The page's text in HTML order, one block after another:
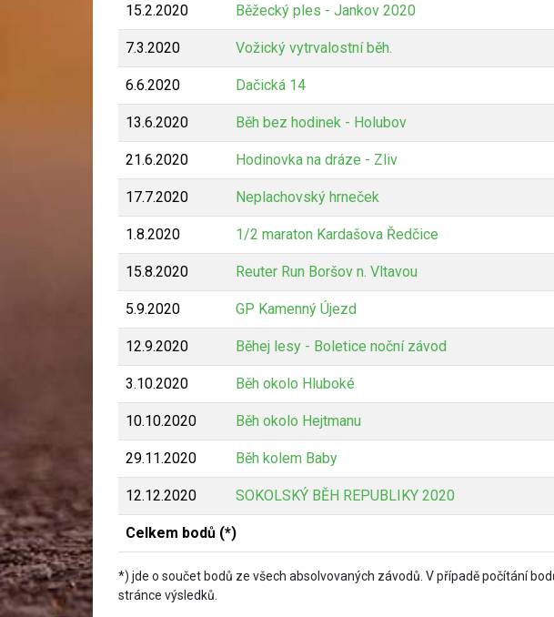
15.2.2020 Běžecký ples - Jankov 2020
7.3.2020 Vožický vytrvalostní běh.
6.6.2020 Dačická 14
13.6.2020 Běh bez hodinek - Holubov
21.6.2020 Hodinovka na dráze - Zliv
17.7.2020 Neplachovský hrneček
1.8.2020 1/2 maraton Kardašova Ředčice
15.8.2020 Reuter Run Boršov n. Vltavou
5.9.2020 GP Kamenný Újezd
12.9.2020 Běhej lesy - Boletice noční závod
3.10.2020 Běh okolo Hluboké
10.10.2020 Běh okolo Hejtmanu
29.11.2020 Běh kolem Baby
12.12.2020 SOKOLSKÝ BĚH REPUBLIKY 2020
Celkem bodů (*)
*) jde o součet bodů ze všech absolvovaných závodů. V případě počítání
stránce výsledků.